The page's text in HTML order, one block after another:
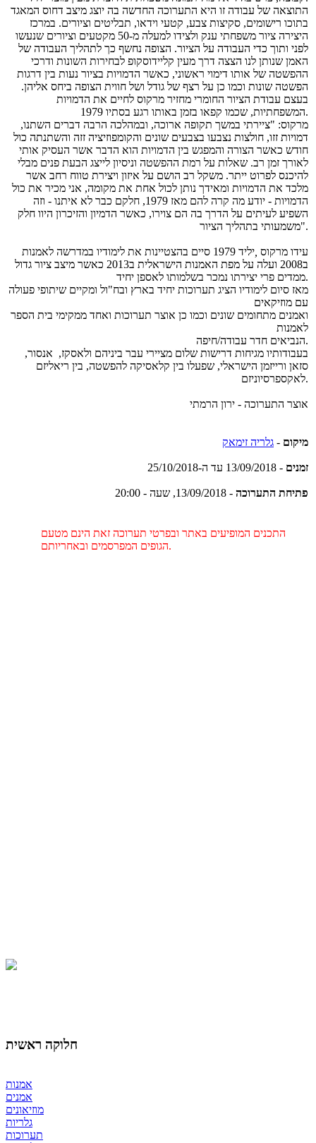
התוצאה של עבודה זו היא התערוכה החדשה בה יוצג מיצב דחוס המאגד
בתוכו רישומים, סקיצות צבע, קטעי וידאו, תבליטים וציורים. במרכז
היצירה ציור משפחתי ענק ולצידו למעלה מ-50 מקטעים וציורים שנעשו
לפני ותוך כדי העבודה על הציור. הצופה נחשף כך לתהליך העבודה של
האמן שנותן לנו הצצה דרך מעין קליידוסקופ לבחירות השונות ודרכי
ההפשטה של אותו דימוי ראשוני, כאשר הדמויות בציור נעות בין דרגות
הפשטה שונות וכמו כן על רצף של גודל ושל חווית הצופה ביחס אליהן.
בעצם עבודת הציור החומרי מחזיר מרקוס לחיים את הדמויות
המשפחתיות, שכמו קפאו בזמן באותו רגע בסתיו 1979.
מרקוס: "ציירתי במשך תקופה ארוכה, ובמהלכה הרבה דברים השתנו,
דמויות זזו, חולצות נצבעו בצבעים שונים והקומפוזיציה זזה והשתנתה כול
חודש כאשר הצורה והמפגש בין הדמויות הוא הדבר אשר העסיק אותי
לאורך זמן רב. שאלות על רמת ההפשטה וניסיון לייצג הבעת פנים מבלי
להיכנס לפרוט ייתר. משקל רב הושם על איזון ויצירת טווח רחב אשר
מלכד את הדמויות ומאידך נותן לכול אחת את מקומה, אני מכיר את כול
הדמויות - יודע מה קרה להם מאז 1979, חלקם כבר לא איתנו - וזה
השפיע לעיתים על הדרך בה הם צוירו, כאשר הדמיון והזיכרון היוו חלק
משמעותי בתהליך הציור".
עידו מרקוס
יליד 1979 סיים בהצטיינות את לימודיו במדרשה לאמנות
ב2008 ועלה על מפת האמנות הישראלית ב2013 כאשר מיצב ציור גדול
ממדים פרי יצירתו נמכר בשלמותו לאספן יחיד.
מאז סיום לימודיו הציג תערוכות יחיד בארץ ובח"ול ומקיים שיתופי פעולה
עם מוזיקאים
ואמנים מתחומים שונים וכמו כן אוצר תערוכות ואחד ממקימי בית הספר
לאמנות
הנביאים חדר עבודה/חיפה.
בעבודותיו מגיחות דרישות שלום מציירי עבר ביניהם ולאסקז, אנסור,
סזאן ורייזמן הישראלי, שפעלו בין קלאסיקה להפשטה, בין ריאליזם
לאקספרסיוניזם.
אוצר התערוכה - ירון הרמתי
מיקום - גלריה זימאק
זמנים - 13/09/2018 עד ה-25/10/2018
פתיחת התערוכה - 13/09/2018, שעה - 20:00
התכנים המופיעים באתר ובפרטי תערוכה זאת הינם מטעם
הגופים המפרסמים ובאחריותם.
חלוקה ראשית
אמנות
אמנים
מוזיאונים
גלריות
תערוכות